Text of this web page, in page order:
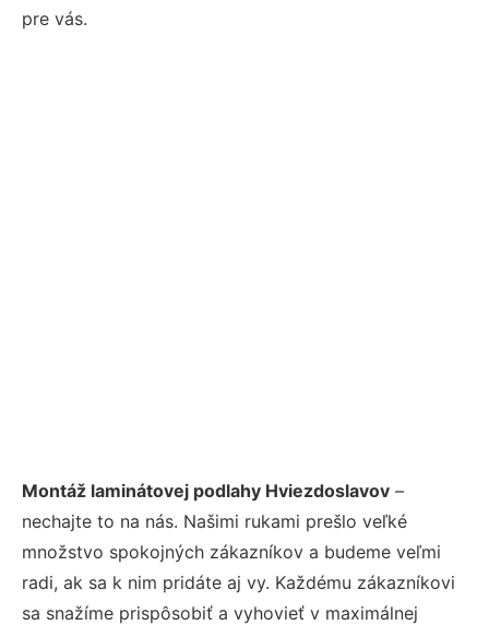
pre vás.
Montáž laminátovej podlahy Hviezdoslavov –
nechajte to na nás. Našimi rukami prešlo veľké
množstvo spokojných zákazníkov a budeme veľmi
radi, ak sa k nim pridáte aj vy. Každému zákazníkovi
sa snažíme prispôsobiť a vyhovieť v maximálnej